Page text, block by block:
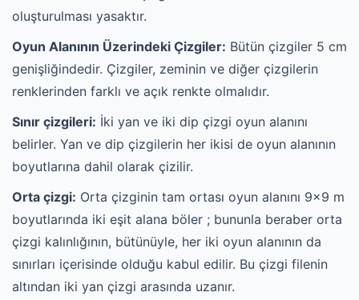
oluşturulması yasaktır.
Oyun Alanının Üzerindeki Çizgiler: Bütün çizgiler 5 cm
genişliğindedir. Çizgiler, zeminin ve diğer çizgilerin
renklerinden farklı ve açık renkte olmalıdır.
Sınır çizgileri: İki yan ve iki dip çizgi oyun alanını
belirler. Yan ve dip çizgilerin her ikisi de oyun alanının
boyutlarına dahil olarak çizilir.
Orta çizgi: Orta çizginin tam ortası oyun alanını 9x9 m
boyutlarında iki eşit alana böler ; bununla beraber orta
çizgi kalınlığının, bütünüyle, her iki oyun alanının da
sınırları içerisinde olduğu kabul edilir. Bu çizgi filenin
altından iki yan çizgi arasında uzanır.